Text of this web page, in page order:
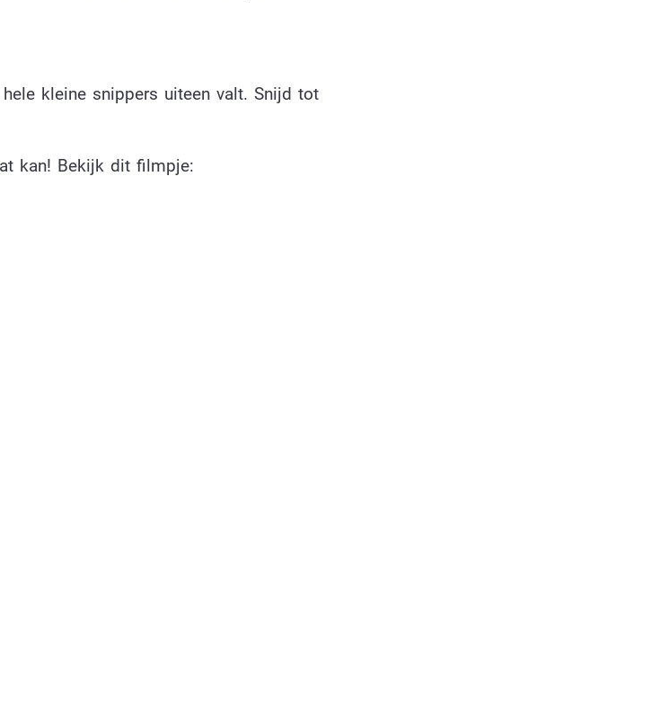
kleine snippers uiteen valt. Snijd tot
kan! Bekijk dit filmpje: